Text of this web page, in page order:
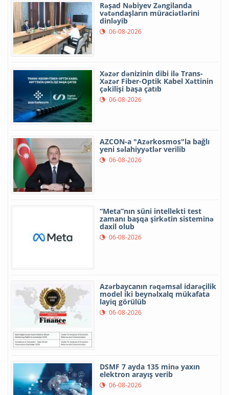
Rəşad Nəbiyev Zəngilanda
vətəndaşların müraciətlərini
dinləyib
06-08-2026
Xəzər dənizinin dibi ilə Trans-
Xəzər Fiber-Optik Kabel Xəttinin
çəkilişi başa çatıb
06-08-2026
AZCON-a "Azərkosmos"la bağlı
yeni səlahiyyətlər verilib
06-08-2026
“Meta”nın süni intellekti test
zamanı başqa şirkətin sisteminə
daxil olub
06-08-2026
Azərbaycanın rəqəmsal idarəçilik
model iki beynəlxalq mükafata
layiq görülüb
06-08-2026
DSMF 7 ayda 135 minə yaxın
elektron arayış verib
06-08-2026